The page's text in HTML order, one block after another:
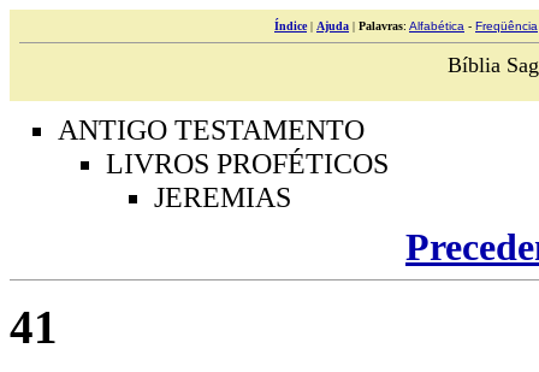
Índice| Ajuda | Palavras: Alfabética - Freqüência
Bíblia
ANTIGO TESTAMENTO
LIVROS PROFÉTICOS
JEREMIAS
41